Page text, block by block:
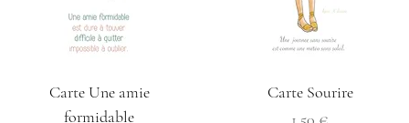
Carte Une amie
formidable
Carte Sourire
Prix